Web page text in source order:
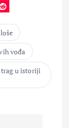
vođa
u istoriji